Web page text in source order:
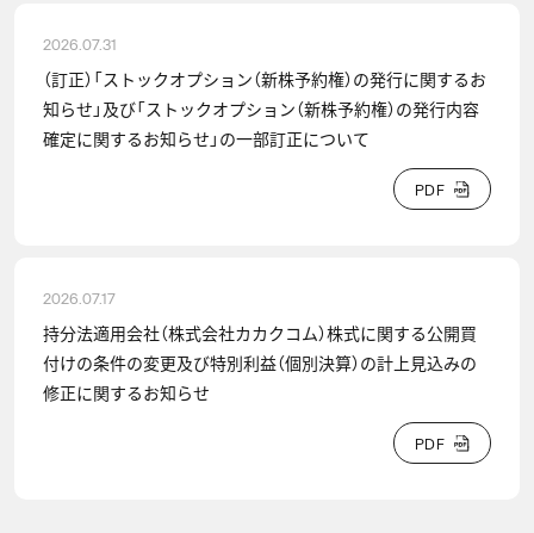
2026.07.31
（訂正）「ストックオプション（新株予約権）の発行に関するお
知らせ」及び「ストックオプション（新株予約権）の発行内容
確定に関するお知らせ」の一部訂正について
PDF
PDF
2026.07.17
持分法適用会社（株式会社カカクコム）株式に関する公開買
付けの条件の変更及び特別利益（個別決算）の計上見込みの
修正に関するお知らせ
PDF
PDF